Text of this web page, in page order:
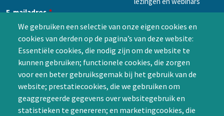
We gebruiken een selectie van onze eigen cookies en
cookies van derden op de pagina’s van deze website:
Essentiële cookies, die nodig zijn om de website te
kunnen gebruiken; functionele cookies, die zorgen
voor een beter gebruiksgemak bij het gebruik van de
website; prestatiecookies, die we gebruiken om
geaggregeerde gegevens over websitegebruik en
statistieken te genereren; en marketingcookies, die
E-mailadres
Voornaam (optioneel)
Achternaam (optioneel)
NtVP jaarcongres
Netwerk van
professionals,
mogelijkheid tot
samenwerken in een van
de Special Interest
Groepen (SIG’s) of zelf een
SIG initiëren